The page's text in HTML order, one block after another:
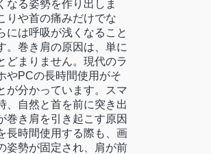
なる姿勢を作り出しま
りや首の痛みだけでな
には呼吸が浅くなること
。巻き肩の原因は、単に
どまりません。現代のラ
やPCの長時間使用がそ
が分かっています。スマ
、自然と首を前に突き出
巻き肩を引き起こす原因
長時間使用する際も、画
姿勢が固定され、肩が前